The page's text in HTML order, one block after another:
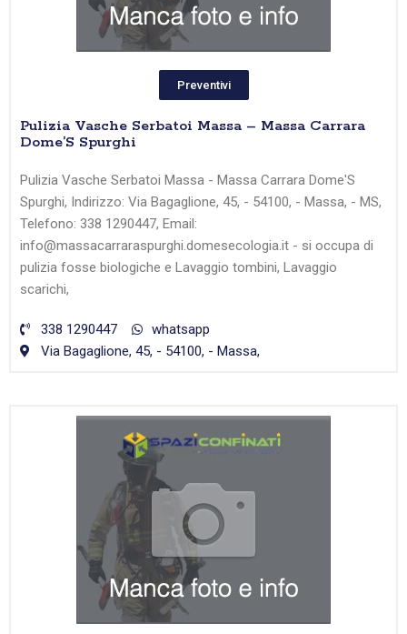
Preventivi
Pulizia Vasche Serbatoi Massa – Massa Carrara
Dome’S Spurghi
Pulizia Vasche Serbatoi Massa - Massa Carrara Dome'S
Spurghi, Indirizzo: Via Bagaglione, 45, - 54100, - Massa, - MS,
Telefono: 338 1290447, Email:
info@massacarraraspurghi.domesecologia.it - si occupa di
pulizia fosse biologiche e Lavaggio tombini, Lavaggio
scarichi,
338 1290447
whatsapp
Via Bagaglione, 45, - 54100, - Massa,